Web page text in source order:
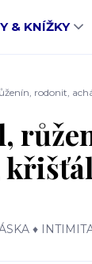
& KNÍŽKY
rodonit,
křišťál
♦